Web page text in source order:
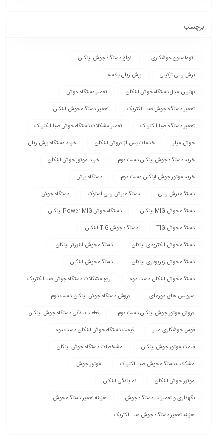
برچسب
اتوماسیون جوشکاری
انواع دستگاه جوش لینکلن
برش ریلی ترکیبی
برش ریلی پلاسما
بهترین مدل دستگاه جوش لینکلن
تعمیر دستگاه جوش
تعمیر دستگاه جوش صبا الکتریک
تعمیر دستگاه جوش لینکلن
تعمیر دستگاه صبا الکتریک
تعمیر مشکلات دستگاه جوش صبا الکتریک
جوش میلر
خدمات پس از فروش لینکلن
خرید دستگاه برش ریلی
خرید دستگاه جوش لینکلن دست دوم
خرید موتور جوش لینکلن
خرید موتور جوش لینکلن دست دوم
دستگاه برش
دستگاه برش ریلی
دستگاه برش ریلی استوک
دستگاه جوش
دستگاه جوش MIG لینکلن
دستگاه جوش Power MIG لینکلن
دستگاه جوش TIG
دستگاه جوش TIG لینکلن
دستگاه جوش الکترودی لینکلن
دستگاه جوش اینورتر لینکلن
دستگاه جوش زیرپودری لینکلن
دستگاه جوش لینکلن
دستگاه جوش لینکلن دست دوم
رفع مشکلات دستگاه جوش صبا الکتریک
سرویس های دوره ای
فروش دستگاه جوش لینکلن دست دوم
فروش موتور جوش لینکلن دست دوم
قطعات یدکی دستگاه جوش لینکلن
قوس جوشکاری میلر
قیمت دستگاه جوش لینکلن دست دوم
قیمت موتور جوش لینکلن
مشخصات دستگاه جوش لینکلن
مشکلات دستگاه جوش صبا الکتریک
موتور جوش
موتور جوش لینکلن
نمایندگی لینکلن
نگهداری و تعمیرات دستگاه جوش
هزینه تعمیر دستگاه جوش
هزینه تعمیر دستگاه جوش صبا الکتریک